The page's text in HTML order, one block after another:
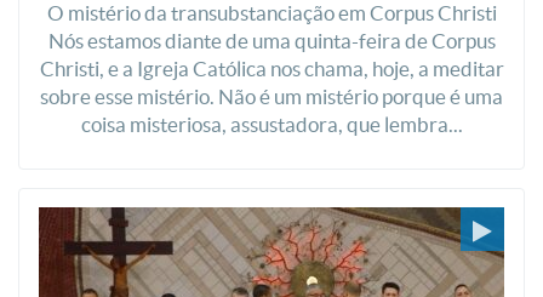
O mistério da transubstanciação em Corpus Christi
Nós estamos diante de uma quinta-feira de Corpus
Christi, e a Igreja Católica nos chama, hoje, a meditar
sobre esse mistério. Não é um mistério porque é uma
coisa misteriosa, assustadora, que lembra...